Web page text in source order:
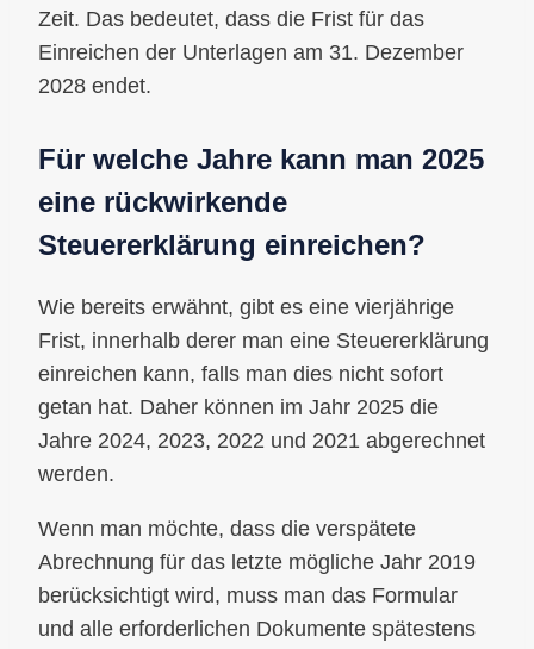
Zeit. Das bedeutet, dass die Frist für das
Einreichen der Unterlagen am 31. Dezember
2028 endet.
Für welche Jahre kann man 2025
eine rückwirkende
Steuererklärung einreichen?
Wie bereits erwähnt, gibt es eine vierjährige
Frist, innerhalb derer man eine Steuererklärung
einreichen kann, falls man dies nicht sofort
getan hat. Daher können im Jahr 2025 die
Jahre 2024, 2023, 2022 und 2021 abgerechnet
werden.
Wenn man möchte, dass die verspätete
Abrechnung für das letzte mögliche Jahr 2019
berücksichtigt wird, muss man das Formular
und alle erforderlichen Dokumente spätestens